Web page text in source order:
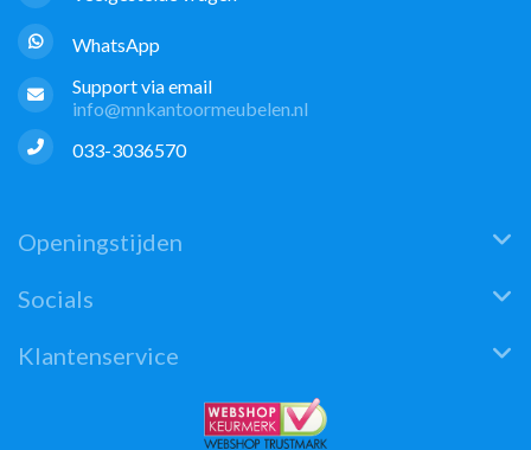
WhatsApp
Support via email
info@mnkantoormeubelen.nl
033-3036570
Openingstijden
Socials
Klantenservice